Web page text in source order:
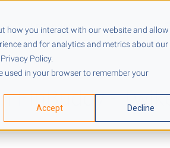
how you interact with our website and
and for analytics and metrics about our
Policy.
used in your browser to remember your
Accept Decline
Entreprise
FinBuddy -